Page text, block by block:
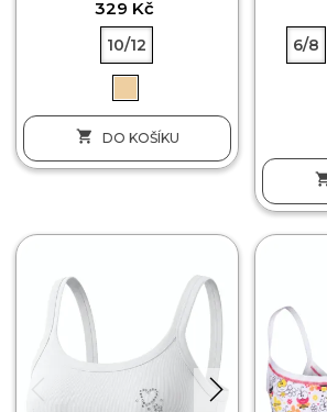
329 Kč
10/12
 DO KOŠÍKU
6/8